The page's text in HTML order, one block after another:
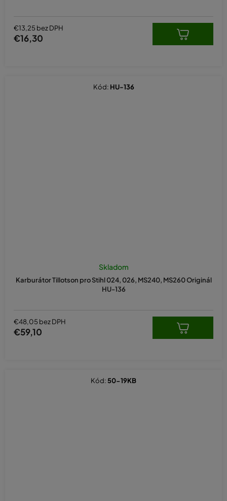
€13,25 bez DPH
€16,30
Karburátor Tillotson pro Stihl 024, 026, MS240, MS260 Originál
HU-136
Skladom
€48,05 bez DPH
€59,10
Kód: HU-136
Kód: 50-19KB